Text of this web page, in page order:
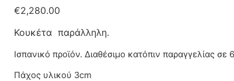
€2,280.00
Κουκέτα παράλληλη.
Ισπανικό προϊόν. Διαθέσιμο κατόπιν παραγγελίας
Πάχος υλικού 3cm